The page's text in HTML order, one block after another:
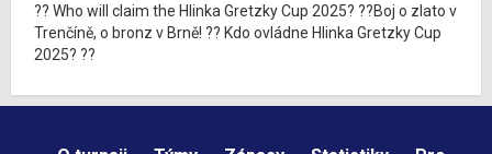
?? Who will claim the Hlinka Gretzky Cup 2025? ??Boj o zlato v
Trenčíně, o bronz v Brně! ?? Kdo ovládne Hlinka Gretzky Cup
2025? ??